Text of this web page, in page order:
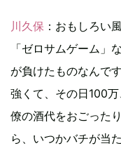
川久保 ：おもしろい
「ゼロサムゲーム」
が負けたものなんで
強くて、その日100
僚の酒代をおごった
ら、いつかバチが当